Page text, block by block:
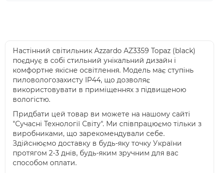
Настінний світильник Azzardo AZ3359 Topaz (black)
поєднує в собі стильний унікальний дизайн і
комфортне якісне освітлення. Модель має ступінь
пиловологозахисту IP44, що дозволяє
використовувати в приміщеннях з підвищеною
вологістю.
Придбати цей товар ви можете на нашому сайті
"Сучасні Технології Світу". Ми співпрацюємо тільки з
виробниками, що зарекомендували себе.
Здійснюємо доставку в будь-яку точку України
протягом 2-3 днів, будь-яким зручним для вас
способом оплати.